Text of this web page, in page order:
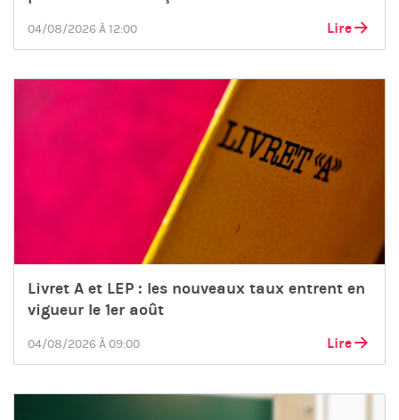
04/08/2026 À 12:00 Lire
Livret A et LEP : les nouveaux taux entrent en
vigueur le 1er août
04/08/2026 À 09:00 Lire